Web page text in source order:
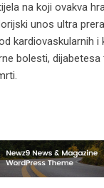
na koji ovakva
unos ultra
kardiovaskularnih i
bolesti,